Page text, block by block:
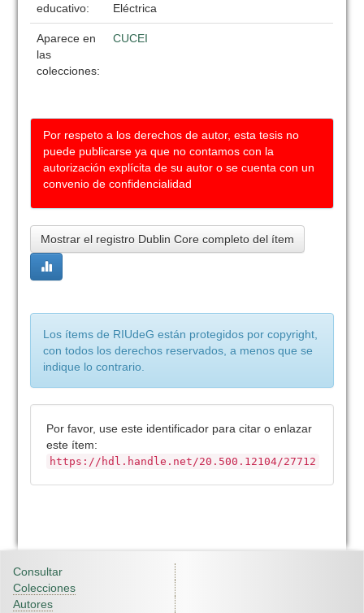
educativo:
Eléctrica
Aparece en
las
colecciones:
CUCEI
Por respeto a los derechos de autor, esta tesis no
puede publicarse ya que no contamos con la
autorización explícita de su autor o se cuenta con un
convenio de confidencialidad
Mostrar el registro Dublin Core completo del ítem
Los ítems de RIUdeG están protegidos por copyright,
con todos los derechos reservados, a menos que se
indique lo contrario.
Por favor, use este identificador para citar o enlazar
este ítem:
https://hdl.handle.net/20.500.12104/27712
Consultar
Colecciones
Autores